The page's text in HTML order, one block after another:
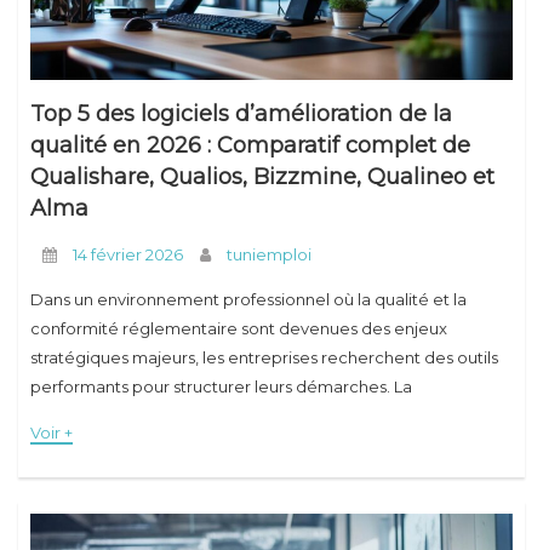
Top 5 des logiciels d’amélioration de la
qualité en 2026 : Comparatif complet de
Qualishare, Qualios, Bizzmine, Qualineo et
Alma
14 février 2026 tuniemploi
Dans un environnement professionnel où la qualité et la
conformité réglementaire sont devenues des enjeux
stratégiques majeurs, les entreprises recherchent des outils
performants pour structurer leurs démarches. La
comme un levier incontournable pour garantir
Voir +